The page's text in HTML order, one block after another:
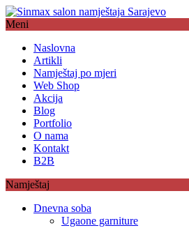
Meni
Naslovna
Artikli
Namještaj po mjeri
Web Shop
Akcija
Blog
Portfolio
O nama
Kontakt
B2B
Namještaj
Dnevna soba
Ugaone garniture